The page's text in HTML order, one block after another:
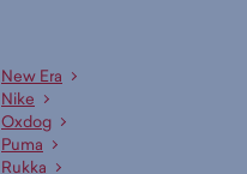
New Era
Nike
Oxdog
Puma
Rukka